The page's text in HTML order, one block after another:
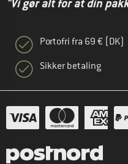
"Vi gør alt for at din
Portofri fra 69 € (DK)
Sikker betaling